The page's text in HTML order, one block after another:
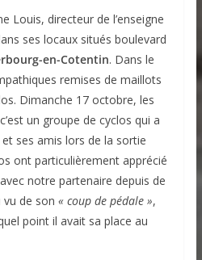
Louis, directeur de l’enseigne
ses locaux situés boulevard
en-Cotentin. Dans le
remises de maillots
Dimanche 17 octobre, les
un groupe de cyclos qui a
ses amis lors de la sortie
ont particulièrement apprécié
notre partenaire depuis de
vu de son « coup de pédale »,
point il avait sa place au